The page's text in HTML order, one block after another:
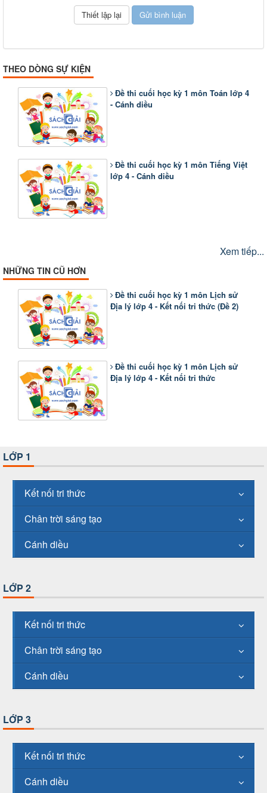
THEO DÒNG SỰ KIỆN
Đề thi cuối học kỳ 1 môn Toán lớp 4
- Cánh diều
Đề thi cuối học kỳ 1 môn Tiếng Việt
lớp 4 - Cánh diều
Xem tiếp...
NHỮNG TIN CŨ HƠN
Đề thi cuối học kỳ 1 môn Lịch sử
Địa lý lớp 4 - Kết nối tri thức (Đề 2)
Đề thi cuối học kỳ 1 môn Lịch sử
Địa lý lớp 4 - Kết nối tri thức
LỚP 1
Kết nối tri thức
Chân trời sáng tạo
Cánh diều
LỚP 2
Kết nối tri thức
Chân trời sáng tạo
Cánh diều
LỚP 3
Kết nối tri thức
Cánh diều